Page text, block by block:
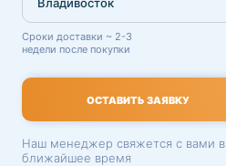
Сроки доставки ~ 2-3
недели после покупки
ОСТАВИТЬ ЗАЯВКУ
Наш менеджер свяжется с вами в
ближайшее время